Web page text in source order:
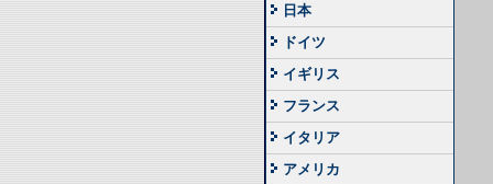
日本
ドイツ
イギリス
フランス
イタリア
アメリカ